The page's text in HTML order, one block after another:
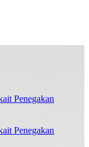
Penegakan